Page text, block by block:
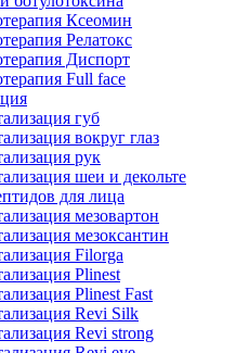
Ксеомин
Релатокс
Диспорт
Full face
губ
вокруг глаз
рук
шеи и декольте
для лица
мезовартон
мезоксантин
Filorga
Plinest
Plinest Fast
Revi Silk
Revi strong